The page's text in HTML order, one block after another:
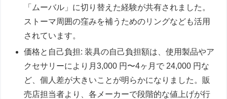
「ムーバル」に切り替えた経験が共有されました。
ストーマ周囲の窪みを補うためのリングなども活用
されています。
価格と自己負担: 装具の自己負担額は、使用製品やア
クセサリーにより月3,000 円〜4ヶ月で 24,000 円な
ど、個人差が大きいことが明らかになりました。販
売店担当者より、各メーカーで段階的な値上げが行